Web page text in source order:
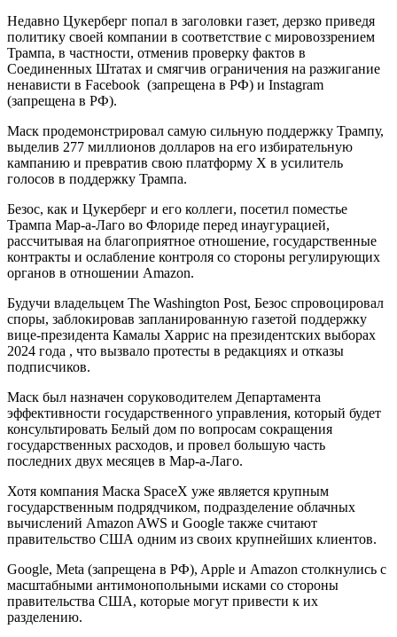
Недавно Цукерберг попал в заголовки газет, дерзко приведя
политику своей компании в соответствие с мировоззрением
Трампа, в частности, отменив проверку фактов в
Соединенных Штатах и ​​смягчив ограничения на разжигание
ненависти в Facebook (запрещена в РФ) и Instagram
(запрещена в РФ).
Маск продемонстрировал самую сильную поддержку Трампу,
выделив 277 миллионов долларов на его избирательную
кампанию и превратив свою платформу X в усилитель
голосов в поддержку Трампа.
Безос, как и Цукерберг и его коллеги, посетил поместье
Трампа Мар-а-Лаго во Флориде перед инаугурацией,
рассчитывая на благоприятное отношение, государственные
контракты и ослабление контроля со стороны регулирующих
органов в отношении Amazon.
Будучи владельцем The Washington Post, Безос спровоцировал
споры, заблокировав запланированную газетой поддержку
вице-президента Камалы Харрис на президентских выборах
2024 года , что вызвало протесты в редакциях и отказы
подписчиков.
Маск был назначен соруководителем Департамента
эффективности государственного управления, который будет
консультировать Белый дом по вопросам сокращения
государственных расходов, и провел большую часть
последних двух месяцев в Мар-а-Лаго.
Хотя компания Маска SpaceX уже является крупным
государственным подрядчиком, подразделение облачных
вычислений Amazon AWS и Google также считают
правительство США одним из своих крупнейших клиентов.
Google, Meta (запрещена в РФ), Apple и Amazon столкнулись с
масштабными антимонопольными исками со стороны
правительства США, которые могут привести к их
разделению.